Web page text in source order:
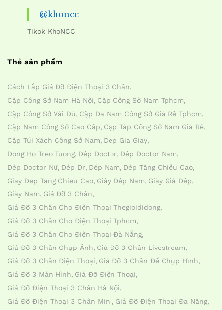
@khoncc
Tikok KhoNCC
Thẻ sản phẩm
Cách Lắp Giá Đỡ Điện Thoại 3 Chân
Cặp Công Sở Nam Hà Nội Cặp Công Sở Nam Tphcm
Cặp Công Sở Vải Dù Cặp Da Nam Công Sở Giá Rẻ Tphcm
Cặp Nam Công Sở Cao Cấp Cặp Táp Công Sở Nam Giá Rẻ
Cặp Túi Xách Công Sở Nam Dep Gia Giay
Dong Ho Treo Tuong Dép Doctor Dép Doctor Nam
Dép Doctor Nữ Dép Dr Dép Nam Dép Tăng Chiều Cao
Giay Dep Tang Chieu Cao Giày Dép Nam Giày Giả Dép
Giày Nam Giá Đỡ 3 Chân
Giá Đỡ 3 Chân Cho Điện Thoại Thegioididong
Giá Đỡ 3 Chân Cho Điện Thoại Tphcm
Giá Đỡ 3 Chân Cho Điện Thoại Đà Nẵng
Giá Đỡ 3 Chân Chụp Ảnh Giá Đỡ 3 Chân Livestream
Giá Đỡ 3 Chân Điện Thoại Giá Đỡ 3 Chân Đế Chụp Hình
Giá Đỡ 3 Màn Hình Giá Đỡ Điện Thoại
Giá Đỡ Điện Thoại 3 Chân Hà Nội
Giá Đỡ Điện Thoại 3 Chân Mini Giá Đỡ Điện Thoại Đa Năng